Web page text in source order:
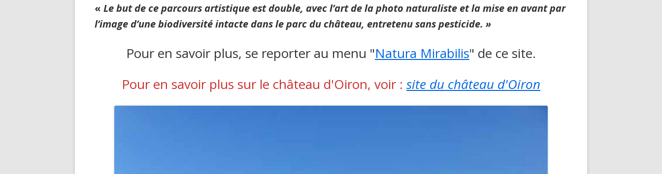
« Le but de ce parcours artistique est double, avec l’art de la photo naturaliste et la mise en avant par
l’image d’une biodiversité intacte dans le parc du château, entretenu sans pesticide. »
Pour en savoir plus, se reporter au menu "Natura Mirabilis" de ce site.
Pour en savoir plus sur le château d'Oiron, voir : site du château d'Oiron